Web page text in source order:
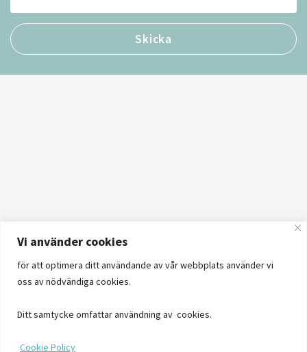
Vi använder cookies
för att optimera ditt användande av vår webbplats använder vi
oss av nödvändiga cookies.
Ditt samtycke omfattar användning av cookies.
Cookie Policy